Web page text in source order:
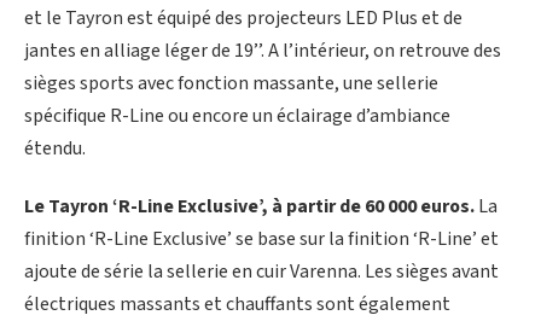
et le Tayron est équipé des projecteurs LED Plus et de
jantes en alliage léger de 19’’. A l’intérieur, on retrouve des
sièges sports avec fonction massante, une sellerie
spécifique R-Line ou encore un éclairage d’ambiance
étendu.
Le Tayron ‘R-Line Exclusive’, à partir de 60 000 euros.La
finition ‘R-Line Exclusive’ se base sur la finition ‘R-Line’ et
ajoute de série la sellerie en cuir Varenna. Les sièges avant
électriques massants et chauffants sont également